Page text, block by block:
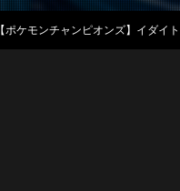
【ポケモンチャンピオンズ】イダ